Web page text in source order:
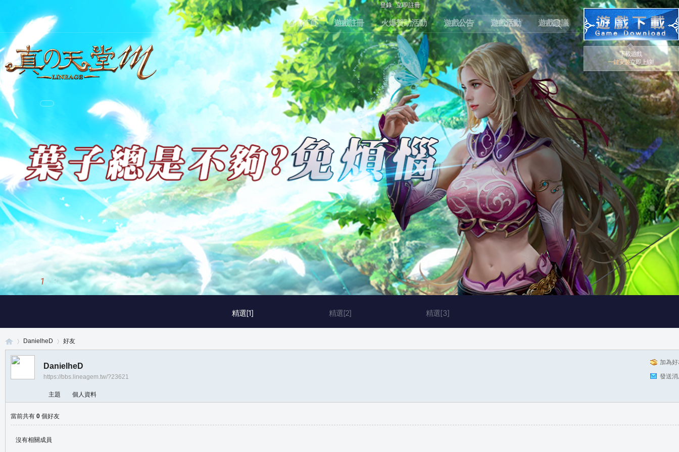
登錄 立即註冊
論壇首頁 遊戲註冊 火爆贊助活動 遊戲公告 遊戲活動 遊戲建議
下載遊戲
一鍵安裝立即上線!
精選[1] 精選[2] 精選[3]
1 / 3
DanielheD 好友
加為
發送
DanielheD
https://bbs.lineagem.tw/?23621
主題 個人資料
當前共有 0 個好友
沒有相關成員